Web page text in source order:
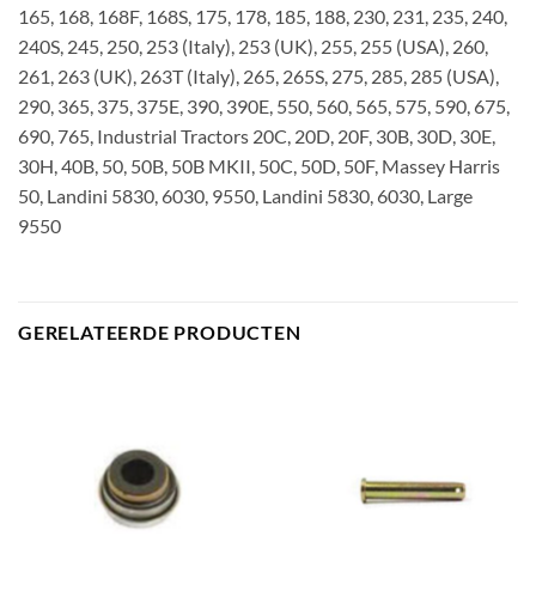
165, 168, 168F, 168S, 175, 178, 185, 188, 230, 231, 235, 240,
240S, 245, 250, 253 (Italy), 253 (UK), 255, 255 (USA), 260,
261, 263 (UK), 263T (Italy), 265, 265S, 275, 285, 285 (USA),
290, 365, 375, 375E, 390, 390E, 550, 560, 565, 575, 590, 675,
690, 765, Industrial Tractors 20C, 20D, 20F, 30B, 30D, 30E,
30H, 40B, 50, 50B, 50B MKII, 50C, 50D, 50F, Massey Harris
50, Landini 5830, 6030, 9550, Landini 5830, 6030, Large
9550
GERELATEERDE PRODUCTEN